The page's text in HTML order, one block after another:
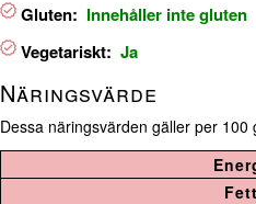
Gluten: Innehåller inte gluten
Vegetariskt: Ja
Näringsvärde
Dessa näringsvärden gäller per 100